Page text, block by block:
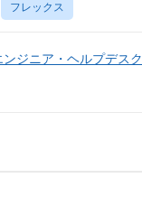
フレックス
ジニア・ヘルプデスク